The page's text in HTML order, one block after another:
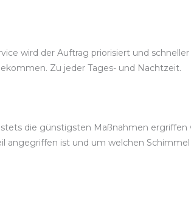
wird der Auftrag priorisiert und
Zu jeder Tages- und Nachtzeit.
die günstigsten Maßnahmen ergriffen
angegriffen ist und um welchen Schimmel